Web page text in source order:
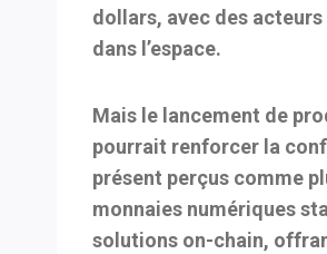
dollars, avec des
dans l’espace.
Mais le lancement de
pourrait renforcer la
présent perçus comme
monnaies numériques
solutions on-chain,